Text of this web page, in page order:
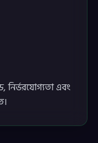
নির্ভরযোগ্যতা এবং